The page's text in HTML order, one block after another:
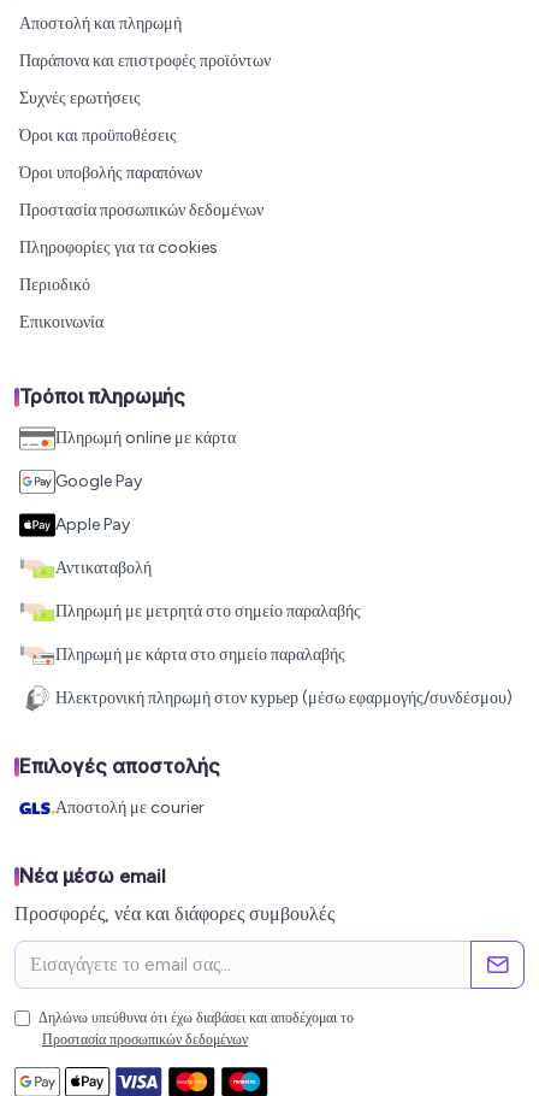
Αποστολή και πληρωμή
Παράπονα και επιστροφές προϊόντων
Συχνές ερωτήσεις
Όροι και προϋποθέσεις
Όροι υποβολής παραπόνων
Προστασία προσωπικών δεδομένων
Πληροφορίες για τα cookies
Περιοδικό
Επικοινωνία
Τρόποι πληρωμής
Πληρωμή online με κάρτα
Google Pay
Apple Pay
Αντικαταβολή
Πληρωμή με μετρητά στο σημείο παραλαβής
Πληρωμή με κάρτα στο σημείο παραλαβής
Ηλεκτρονική πληρωμή στον курьер (μέσω εφαρμογής/συνδέσμου)
Επιλογές αποστολής
Αποστολή με courier
Νέα μέσω email
Προσφορές, νέα και διάφορες συμβουλές
Δηλώνω υπεύθυνα ότι έχω διαβάσει και αποδέχομαι το
Προστασία προσωπικών δεδομένων